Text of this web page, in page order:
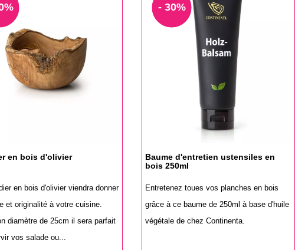
en bois d'olivier
en bois d'olivier viendra donner
et originalité à votre cuisine.
diamètre de 25cm il sera parfait
vos salade ou...
- 30%
Baume d'entretien ustensiles en
bois 250ml
Entretenez toues vos planches en bois
grâce à ce baume de 250ml à base d'huile
végétale de chez Continenta.